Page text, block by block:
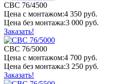
СВС 76/4500
Цена с монтажом:4 350 руб.
Цена без монтажа:3 000 руб.
Заказать!
СВС 76/5000
Цена с монтажом:4 700 руб.
Цена без монтажа:3 250 руб.
Заказать!